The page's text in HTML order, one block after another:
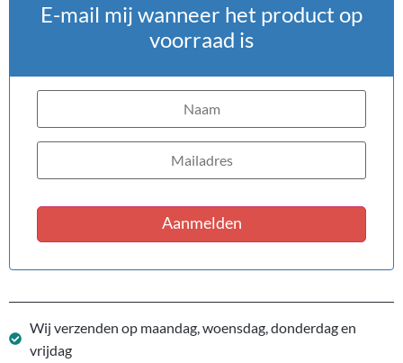
E-mail mij wanneer het product op
voorraad is
Aanmelden
Wij verzenden op maandag, woensdag, donderdag en
vrijdag